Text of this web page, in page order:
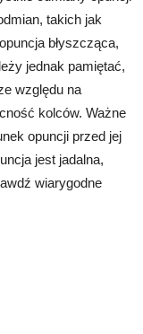
takich jak
błyszcząca,
jednak pamiętać,
względu na
kolców. Ważne
opuncji przed jej
jest jadalna,
wiarygodne